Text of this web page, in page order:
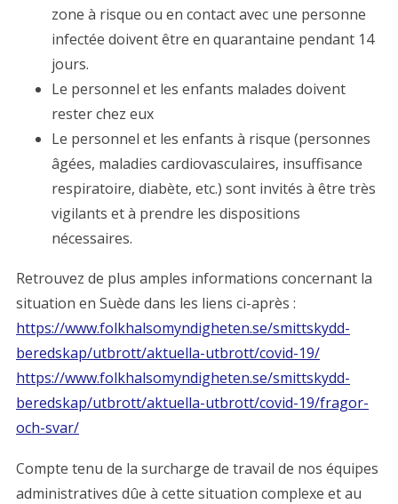
zone à risque ou en contact avec une personne
infectée doivent être en quarantaine pendant 14
jours.
Le personnel et les enfants malades doivent
rester chez eux
Le personnel et les enfants à risque (personnes
âgées, maladies cardiovasculaires, insuffisance
respiratoire, diabète, etc.) sont invités à être très
vigilants et à prendre les dispositions
nécessaires.
Retrouvez de plus amples informations concernant la
situation en Suède dans les liens ci-après :
https://www.folkhalsomyndigheten.se/smittskydd-
beredskap/utbrott/aktuella-utbrott/covid-19/
https://www.folkhalsomyndigheten.se/smittskydd-
beredskap/utbrott/aktuella-utbrott/covid-19/fragor-
och-svar/
Compte tenu de la surcharge de travail de nos équipes
administratives dûe à cette situation complexe et au